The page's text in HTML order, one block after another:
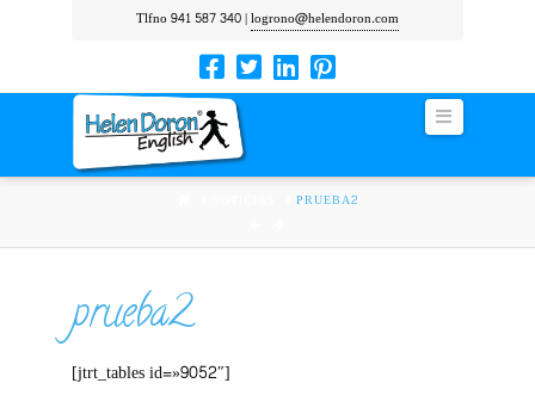
Tlfno 941 587 340 |logrono@helendoron.com
Navigation
PRUEBA2
prueba2
[jtrt_tables id=»9052″]